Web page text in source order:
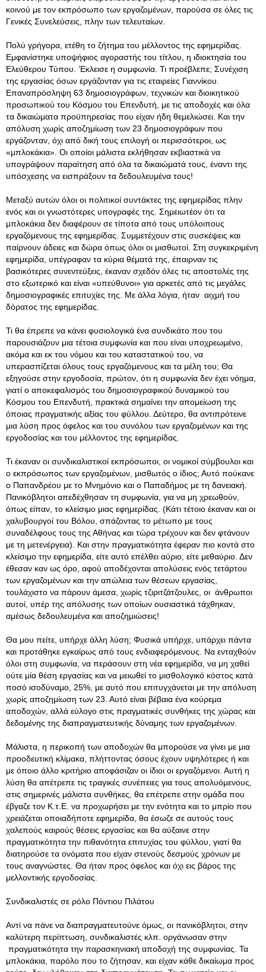
κοινού με τον εκπρόσωπο των εργαζομένων, παρούσα σε όλες τις
Γενικές Συνελεύσεις, πλην των τελευταίων.
Πολύ γρήγορα, ετέθη το ζήτημα του μέλλοντος της εφημερίδας.
Εμφανίστηκε υποψήφιος αγοραστής του τίτλου, η ιδιοκτησία του
Ελεύθερου Τύπου. ʽΕκλεισε η συμφωνία. Τι προέβλεπε; Συνέχιση
της εργασίας όσων εργάζονταν για τις εταιρείες Γιαννίκου.
Επαναπρόσληψη 63 δημοσιογράφων, τεχνικών και διοικητικού
προσωπικού του Κόσμου του Επενδυτή, με τις αποδοχές και όλα
τα δικαιώματα προϋπηρεσίας που είχαν ήδη θεμελιώσει. Και την
απόλυση χωρίς αποζημίωση των 23 δημοσιογράφων που
εργάζονταν, όχι από δική τους επιλογή οι περισσότεροι, ως
«μπλοκάκια». Οι οποίοι μάλιστα εκλήθησαν εκβιαστικά να
υπογράψουν παραίτηση από όλα τα δικαιώματά τους, έναντι της
υπόσχεσης να εισπράξουν τα δεδουλευμένα τους!
Μεταξύ αυτών όλοι οι πολιτικοί συντάκτες της εφημερίδας πλην
ενός και οι γνωστότερες υπογραφές της. Σημειωτέον ότι τα
μπλοκάκια δεν διαφέρουν σε τίποτα από τους υπόλοιπους
εργαζόμενους της εφημερίδας. Συμμετέχουν στις συσκέψεις και
παίρνουν άδειες και δώρα όπως όλοι οι μισθωτοί. Στη συγκεκριμένη
εφημερίδα, υπέγραφαν τα κύρια θέματά της, έπαιρναν τις
βασικότερες συνεντεύξεις, έκαναν σχεδόν όλες τις αποστολές της
στο εξωτερικό και είναι «υπεύθυνοι» για αρκετές από τις μεγάλες
δημοσιογραφικές επιτυχίες της. Με άλλα λόγια, ήταν αιχμή του
δόρατος της εφημερίδας.
Τι θα έπρεπε να κάνει φυσιολογικά ένα συνδικάτο που του
παρουσιάζουν μια τέτοια συμφωνία και που είναι υποχρεωμένο,
ακόμα και εκ του νόμου και του καταστατικού του, να
υπερασπίζεται όλους τους εργαζόμενους και τα μέλη του; Θα
εξηγούσε στην εργοδοσία, πρώτον, ότι η συμφωνία δεν έχει νόημα,
γιατί ο αποκεφαλισμός του δημοσιογραφικού δυναμικού του
Κόσμου του Επενδυτή, πρακτικά σημαίνει την απομείωση της
όποιας πραγματικής αξίας του φύλλου. Δεύτερο, θα αντιπρότεινε
μια λύση προς όφελος και του συνόλου των εργαζομένων και της
εργοδοσίας και του μέλλοντος της εφημερίδας.
Τι έκαναν οι συνδικαλιστικοί εκπρόσωποι, οι νομικοί σύμβουλοι και
ο εκπρόσωπος των εργαζομένων, μισθωτός ο ίδιος; Αυτό πούκανε
ο Παπανδρέου με το Μνημόνιο και ο Παπαδήμος με τη δανειακή.
Πανικόβλητοι απεδέχθησαν τη συμφωνία, για να μη χρεωθούν,
όπως είπαν, το κλείσιμο μιας εφημερίδας. (Κάτι τέτοιο έκαναν και οι
χαλυβουργοί του Βόλου, σπάζοντας το μέτωπο με τους
συναδέλφους τους της Αθήνας και τώρα τρέχουν και δεν φτάνουν
με τη μετενέργεια). Και στην πραγματικότητα έφεραν πιο κοντά στο
κλείσιμο την εφημερίδα, είτε αυτό επέλθει αύριο, είτε μεθαύριο. Δεν
έθεσαν καν ως όρο, αφού αποδέχονται απολύσεις ενός τετάρτου
των εργαζομένων και την απώλεια των θέσεων εργασίας,
τουλάχιστο να πάρουν άμεσα, χωρίς τζιριτζάτζουλες, οι άνθρωποι
αυτοί, υπέρ της απόλυσης των οποίων ουσιαστικά τάχθηκαν,
αμέσως δεδουλευμένα και αποζημιώσεις!
Θα μου πείτε, υπήρχε άλλη λύση; Φυσικά υπήρχε, υπάρχει πάντα
και προτάθηκε εγκαίρως από τους ενδιαφερόμενους. Να ενταχθούν
όλοι στη συμφωνία, να περάσουν στη νέα εφημερίδα, να μη χαθεί
ούτε μία θέση εργασίας και να μειωθεί το μισθολογικό κόστος κατά
ποσό ισοδύναμο, 25%, με αυτό που επιτυγχάνεται με την απόλυση
χωρίς αποζημίωση των 23. Αυτό είναι βέβαια ένα κούρεμα
αποδοχών, αλλά εύλογο στις πραγματικές συνθήκες της χώρας και
δεδομένης της διαπραγματευτικής δύναμης των εργαζομένων.
Μάλιστα, η περικοπή των αποδοχών θα μπορούσε να γίνει με μια
προοδευτική κλίμακα, πλήττοντας όσους έχουν υψηλότερες ή και
με όποιο άλλο κριτήριο αποφάσιζαν οι ίδιοι οι εργαζόμενοι. Αυτή η
λύση θα απέτρεπε τις τραγικές συνέπειες για τους απολυόμενους,
στις σημερινές μάλιστα συνθήκες, θα επέτρεπε στην ομάδα που
έβγαζε τον Κ.τ.Ε. να προχωρήσει με την ενότητα και το μπρίο που
χρειάζεται οποιαδήποτε εφημερίδα, θα έσωζε σε αυτούς τους
χαλεπούς καιρούς θέσεις εργασίας και θα αύξαινε στην
πραγματικότητα την πιθανότητα επιτυχίας του φύλλου, γιατί θα
διατηρούσε τα ονόματα που είχαν στενούς δεσμούς χρόνων με
τους αναγνώστες. Θα ήταν προς όφελος και όχι εις βάρος της
μελλοντικής εργοδοσίας.
Συνδικαλιστές σε ρόλο Πόντιου Πιλάτου
Αντί να πάνε να διαπραγματευτούνε όμως, οι πανικόβλητοι, στην
καλύτερη περίπτωση, συνδικαλιστές κλπ. οργάνωσαν στην
πραγματικότητα την παρασκηνιακή αποδοχή της συμφωνίας. Τα
μπλοκάκια, παρόλο που το ζήτησαν, και είχαν κάθε δικαίωμα προς